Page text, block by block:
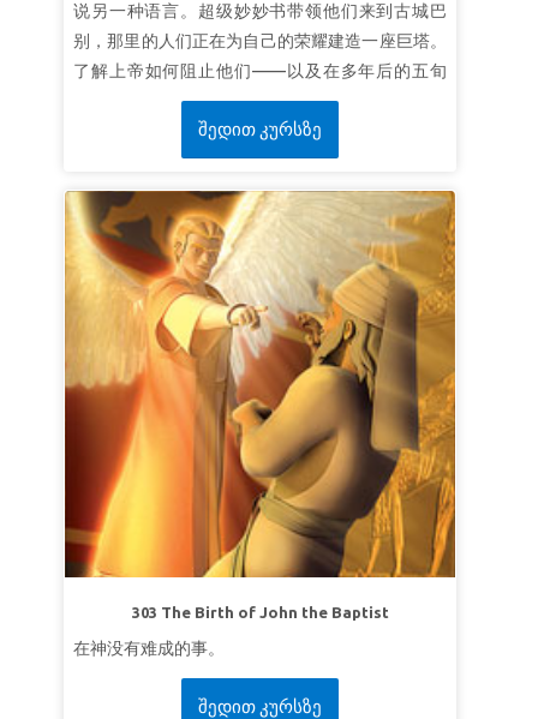
悲为你的冠冕。” 诗篇103:4 （和合本）
说另一种语言。超级妙妙书带领他们来到古城巴
别，那里的人们正在为自己的荣耀建造一座巨塔。
了解上帝如何阻止他们——以及在多年后的五旬
节，祂如何为自己的荣耀将人们聚集在一起。孩子
们明白上帝的爱可以跨越所有阻碍。
超级真理：
合一就有能力。
超级经文：耶和华说：“看哪，他们成为一样的人
民，都是一样的言语，如今既要做这事来，以后他
们所要做的事就没有不成就的了。”创世记50：
20（和合本）
第二课寻求圣灵
超级真理： 我要寻求圣灵。
超级经文：
“当五旬节完全到来时，他们都一致同
意在一处。”
使徒行传2:1 （和合本）
第三课灵的合一
超级真理：
神通过祂的灵使人合一。
样的心思，有一样的意念，使我的喜乐可以满
足。”腓立比书 2:2 （和合本）
შედით კურსზე
303 The Birth of John the Baptist
在神没有难成的事。
შედით კურსზე